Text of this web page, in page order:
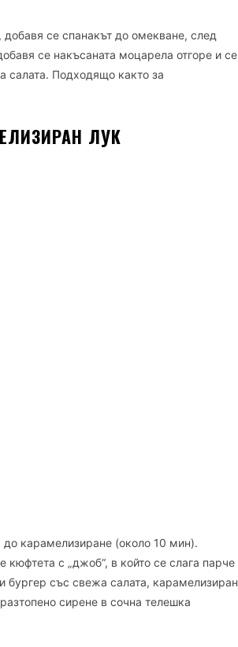
добавя се спанакът до омекване, след
се накъсаната моцарела отгоре и се
салата. Подходящо както за
ЛУК
до карамелизиране (около 10 мин).
с „джоб“, в който се слага парче
бургер със свежа салата, карамелизиран
сирене в сочна телешка